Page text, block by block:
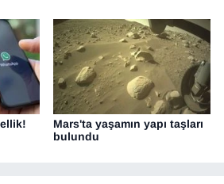
Mars'ta yaşamın yapı taşları
bulundu